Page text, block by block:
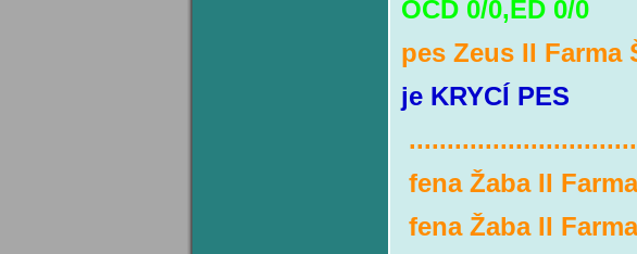
OCD 0/0,ED 0/0
pes Zeus II Farma
je KRYCÍ PES
fena Žaba II
fena Žaba II